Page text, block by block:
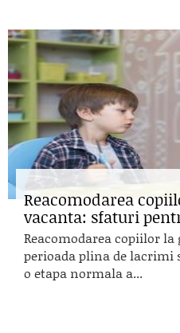
Reacomodarea
vacanta: sfaturi
Reacomodarea copiilor
perioada plina de lacrimi
o etapa normala a...